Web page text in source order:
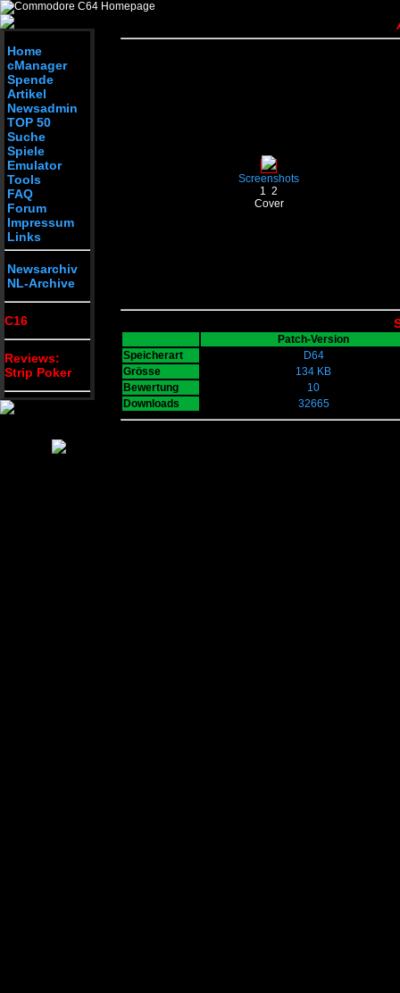
Home
cManager
Spende
Artikel
Newsadmin
TOP 50
Suche
Spiele
Emulator
Tools
FAQ
Forum
Impressum
Links
Newsarchiv
NL-Archive
C16
Reviews:
Strip Poker
Screenshots
1 2
Cover
Patch-Version
Speicherart
D64
Grösse
134 KB
Bewertung
10
Downloads
32665